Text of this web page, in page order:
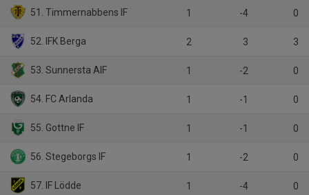
51. Timmernabbens IF 1 -4 0
52. IFK Berga 2 3 3
53. Sunnersta AIF 1 -2 0
54. FC Arlanda 1 -1 0
55. Gottne IF 1 -1 0
56. Stegeborgs IF 1 -2 0
57. IF Lödde 1 -4 0